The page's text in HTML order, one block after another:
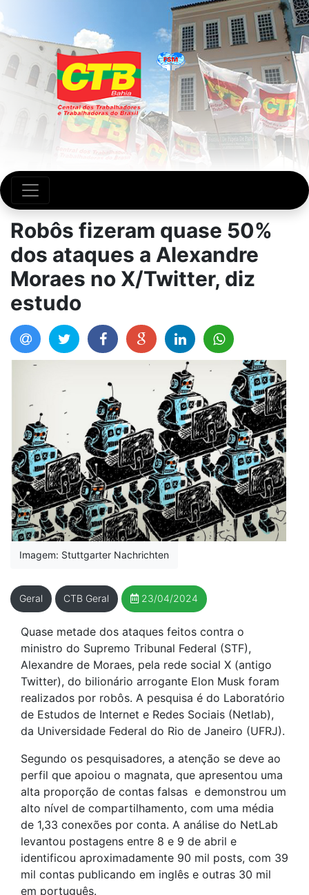
Robôs fizeram quase 50%
dos ataques a Alexandre
Moraes no X/Twitter, diz
estudo
Imagem: Stuttgarter Nachrichten
Geral CTB Geral 23/04/2024
Quase metade dos ataques feitos contra o
ministro do Supremo Tribunal Federal (STF),
Alexandre de Moraes, pela rede social X (antigo
Twitter), do bilionário arrogante Elon Musk foram
realizados por robôs. A pesquisa é do Laboratório
de Estudos de Internet e Redes Sociais (Netlab),
da Universidade Federal do Rio de Janeiro (UFRJ).
Segundo os pesquisadores, a atenção se deve ao
perfil que apoiou o magnata, que apresentou uma
alta proporção de contas falsas e demonstrou um
alto nível de compartilhamento, com uma média
de 1,33 conexões por conta. A análise do NetLab
levantou postagens entre 8 e 9 de abril e
identificou aproximadamente 90 mil posts, com 39
mil contas publicando em inglês e outras 30 mil
em português.